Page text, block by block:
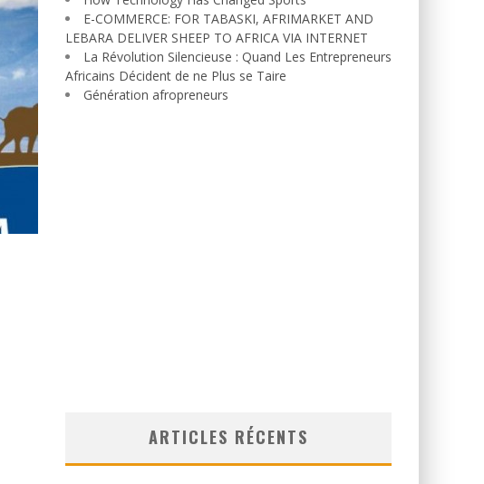
E-COMMERCE: FOR TABASKI, AFRIMARKET AND
LEBARA DELIVER SHEEP TO AFRICA VIA INTERNET
La Révolution Silencieuse : Quand Les Entrepreneurs
Africains Décident de ne Plus se Taire
Génération afropreneurs
ARTICLES RÉCENTS